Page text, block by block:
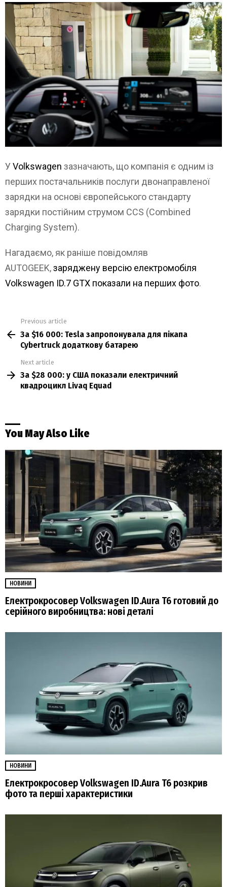
УVolkswagen зазначають, що компанія є одним із
перших постачальників послуги двонаправленої
зарядки на основі європейського стандарту
зарядки постійним струмом CCS (Combined
Charging System).
Нагадаємо, як раніше повідомляв
AUTOGEEK,заряджену версію електромобіля
Volkswagen ID.7 GTX показали на перших фото.
more
Previous article
За $16 000: Tesla запропонувала для пікапа
Cybertruck додаткову батарею
Next article
За $28 000: у США показали електричний
квадроцикл Livaq Equad
You May Also Like
НОВИНИ
Електрокросовер Volkswagen ID.Aura T6 готовий до
серійного виробництва: нові деталі
НОВИНИ
Електрокросовер Volkswagen ID.Aura T6 розкрив
фото та перші характеристики